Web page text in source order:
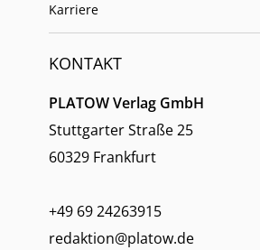
Karriere
KONTAKT
PLATOW Verlag GmbH
Stuttgarter Straße 25
60329 Frankfurt
+49 69 24263915
redaktion@platow.de